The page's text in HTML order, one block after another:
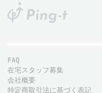
FAQ
在宅スタッフ募集
会社概要
特定商取引法に基づく表記